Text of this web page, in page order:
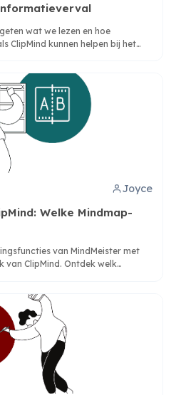
wat we lezen en hoe
ClipMind kunnen helpen bij het
Joyce
Welke Mindmap-
van MindMeister met
van ClipMind. Ontdek welk